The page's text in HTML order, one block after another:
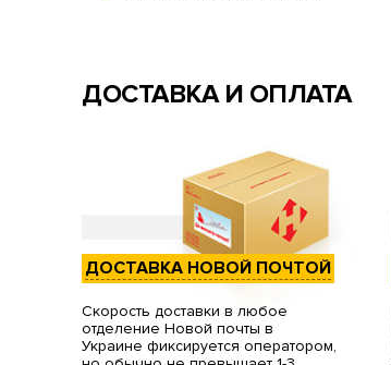
ДОСТАВКА И ОПЛАТА
ДОСТАВКА НОВОЙ ПОЧТОЙ
Скорость доставки в любое
отделение Новой почты в
Украине фиксируется оператором,